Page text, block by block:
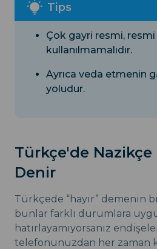
Çok gayri resmi,
kullanılmamalıdır.
Ayrıca veda etmenin
yoludur.
Türkçe'de Nazikçe
Denir
Türkçede “hayır” demenin
bunlar farklı durumlara
hatırlayamıyorsanız
telefonunuzdan her zaman